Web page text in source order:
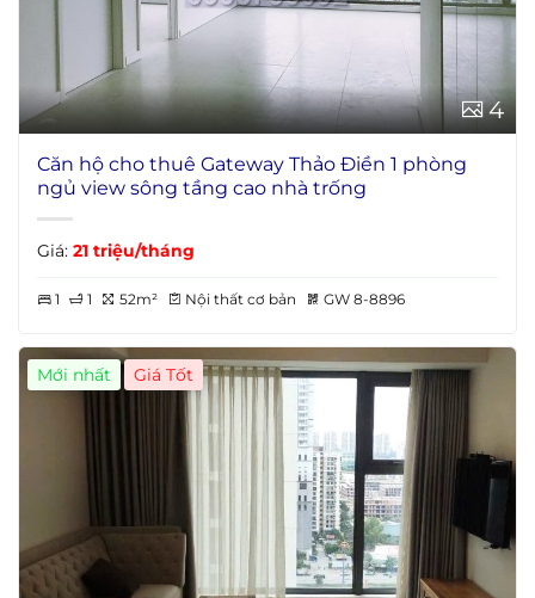
4
Căn hộ cho thuê Gateway Thảo Điền 1 phòng
ngủ view sông tầng cao nhà trống
Giá: 21 triệu/tháng
1 1 52m² Nội thất cơ bản GW 8-8896
Mới nhất